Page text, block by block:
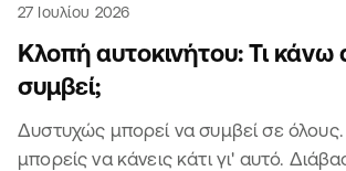
27 Ιουλίου 2026
Κλοπή αυτοκινήτου: Τι κάνω
συμβεί;
Δυστυχώς μπορεί να συμβεί σε
μπορείς να κάνεις κάτι γι' αυτό.